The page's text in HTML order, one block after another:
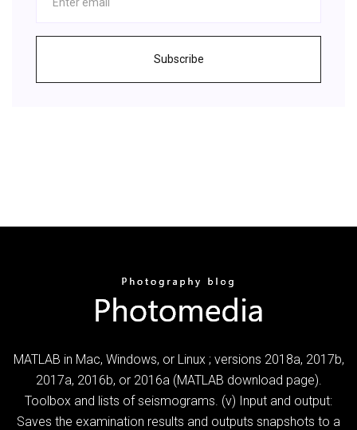
Subscribe
MATLAB in Mac, Windows, or Linux ; versions 2018a, 2017b,
2017a, 2016b, or 2016a (MATLAB download page).
Toolbox and lists of seismograms. (v) Input and output:
Saves the examination results and outputs snapshots to a